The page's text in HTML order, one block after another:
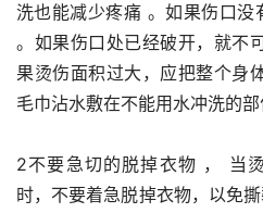
洗也能减少疼痛 。如果伤口没
。如果伤口处已经破开，就不
果烫伤面积过大，应把整个身
毛巾沾水敷在不能用水冲洗的部
2不要急切的脱掉衣物 ， 当
时，不要着急脱掉衣物，以免